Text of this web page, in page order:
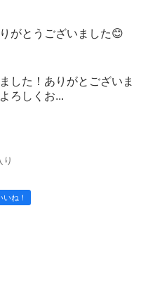
がとうございました😊
した！ありがとございま
ろしくお...
り
いね！